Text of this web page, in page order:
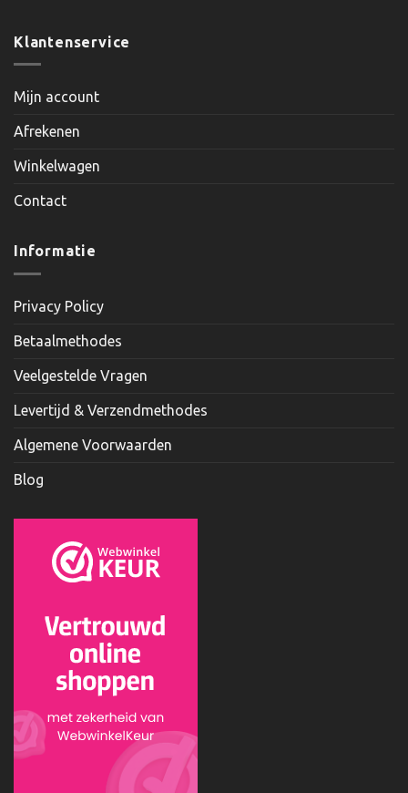
Klantenservice
Mijn account
Afrekenen
Winkelwagen
Contact
Informatie
Privacy Policy
Betaalmethodes
Veelgestelde Vragen
Levertijd & Verzendmethodes
Algemene Voorwaarden
Blog